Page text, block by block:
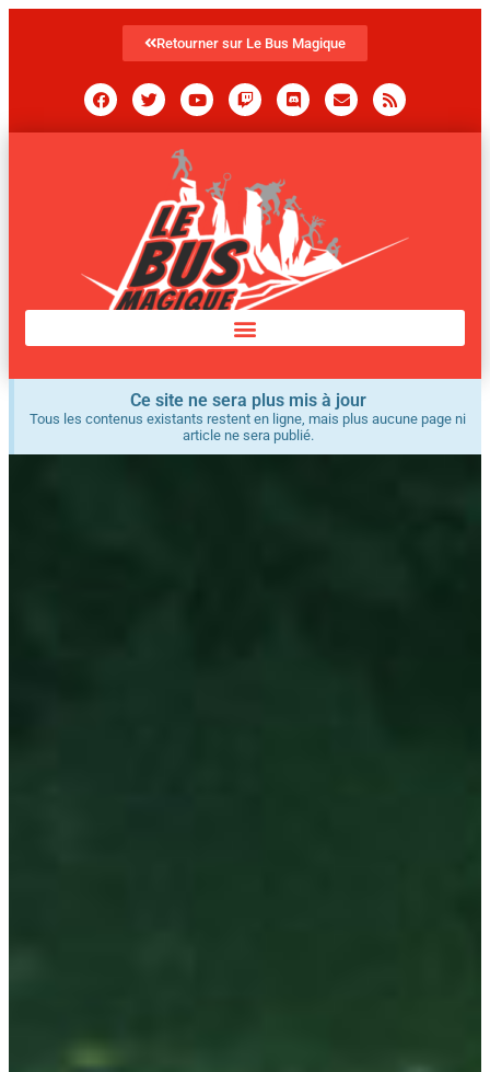
Retourner sur Le Bus Magique
Ce site ne sera plus mis à jour
Tous les contenus existants restent en ligne, mais plus aucune page ni
article ne sera publié.